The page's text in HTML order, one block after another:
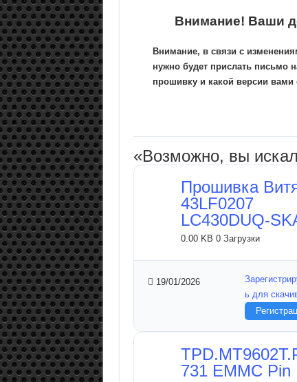
Внимание! Ваши
Внимание, в связи с
нужно будет прислать письмо
прошивку и какой версии вами
«Возможно, вы
Прошивка
43LF0207
LC430DUQ-
0.00 KB 0 Загрузки
19/01/2026
ь для
731 EMMC Pin